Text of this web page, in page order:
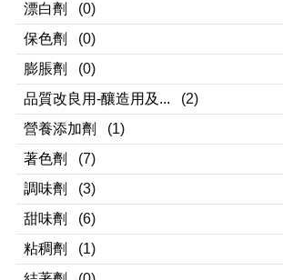
漂白劑
(0)
保色劑
(0)
膨脹劑
(0)
品質改良用-釀造用及...
(2)
營養添加劑
(1)
著色劑
(7)
調味劑
(3)
甜味劑
(6)
粘稠劑
(1)